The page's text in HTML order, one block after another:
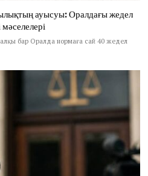
ауысуы: Оралдағы жедел
бар Оралда нормаға сай 40 жедел